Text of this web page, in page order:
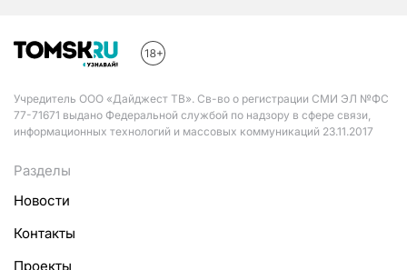
Учредитель ООО «Дайджест ТВ». Св-во о регистрации СМИ ЭЛ №ФС
77-71671 выдано Федеральной службой по надзору в сфере связи,
информационных технологий и массовых коммуникаций 23.11.2017
Разделы
Новости
Контакты
Проекты